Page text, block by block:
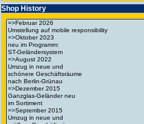
Shop History